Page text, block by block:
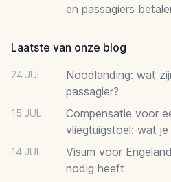
en passagiers
Laatste van onze blog
24 JUL
Noodlanding: wat
passagier?
15 JUL
Compensatie voor
vliegtuigstoel: wat
14 JUL
Visum voor
nodig heeft